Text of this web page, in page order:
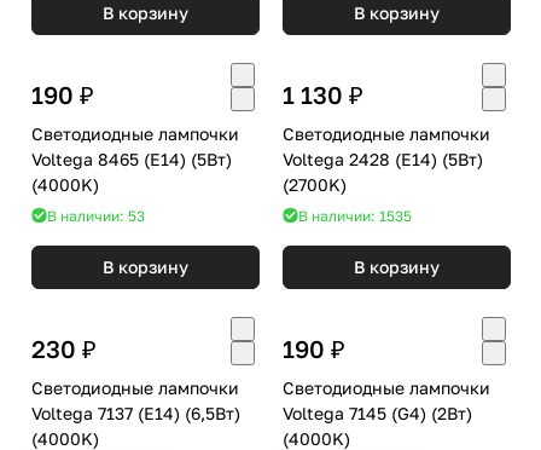
В корзину В корзину
190 ₽
Светодиодные лампочки
Voltega 8465 (E14) (5Вт)
(4000K)
В наличии: 53
В корзину
1 130 ₽
Светодиодные лампочки
Voltega 2428 (E14) (5Вт)
(2700K)
В наличии: 1535
В корзину
230 ₽
Светодиодные лампочки
Voltega 7137 (E14) (6,5Вт)
(4000K)
190 ₽
Светодиодные лампочки
Voltega 7145 (G4) (2Вт)
(4000K)